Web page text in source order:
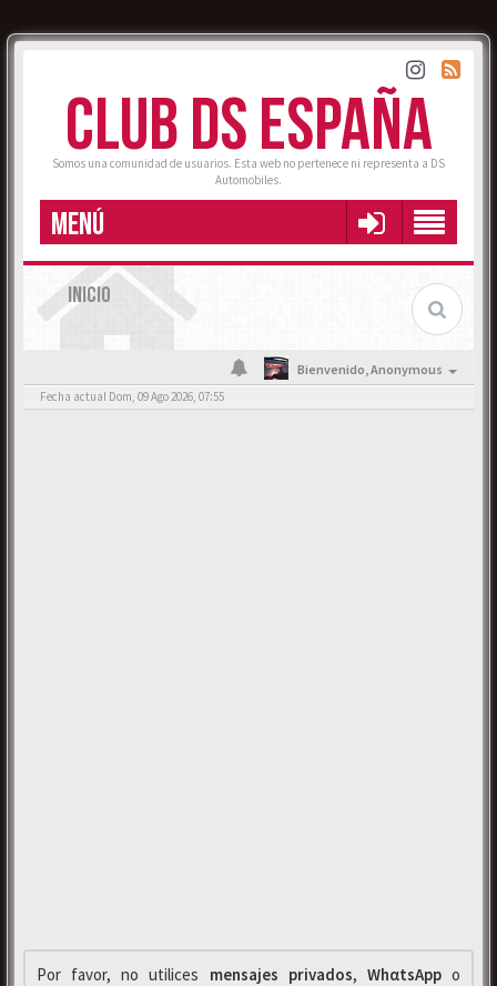
CLUB DS ESPAÑA
Somos una comunidad de usuarios. Esta web no pertenece ni representa a DS
Automobiles.
MENÚ
INICIO
Bienvenido,Anonymous
Fecha actual Dom, 09 Ago 2026, 07:55
Por favor, no utilices mensajes privados, WhαtsAppo